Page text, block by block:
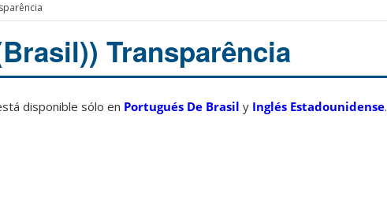
Transparência
disponible sólo en Portugués De Brasil y Inglés Estadounidense.